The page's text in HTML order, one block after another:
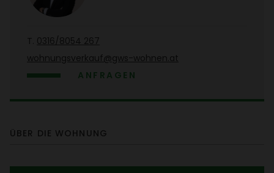
T. 0316/​8054 267
wohnungs­ver­kauf@gws-wohnen.at
ANFRAGEN
ÜBER DIE WOHNUNG